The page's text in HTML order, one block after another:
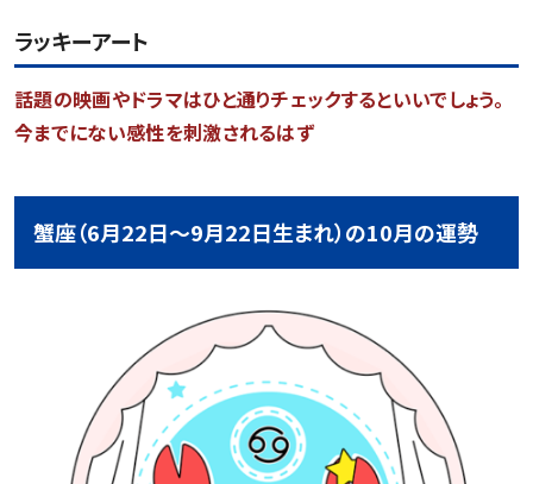
ラッキーアート
話題の映画やドラマはひと通りチェックするといいでしょう。
今までにない感性を刺激されるはず
蟹座（6月22日～9月22日生まれ）の10月の運勢